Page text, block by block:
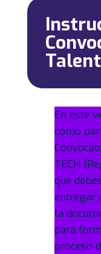
En este
cómo
TECH
que
entregar
la
para
proceso